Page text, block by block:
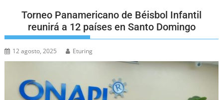
Torneo Panamericano de Béisbol Infantil
reunirá a 12 países en Santo Domingo
12 agosto, 2025 Eturing